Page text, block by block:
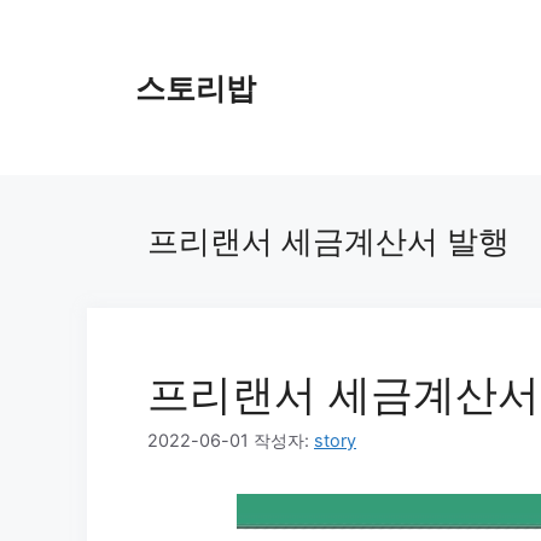
스토리밥
프리랜서 세금계산서 발행
프리랜서 세금계산
2022-06-01 작성자: story